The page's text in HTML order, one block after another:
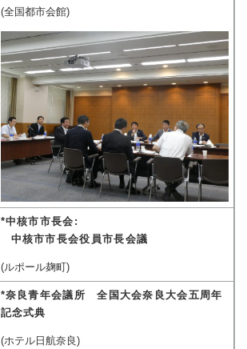
(全国都市会館)
*中核市市長会:
中核市市長会役員市長会議
(ルポール麹町)
*奈良青年会議所 全国大会奈良大会五周年
記念式典
(ホテル日航奈良)